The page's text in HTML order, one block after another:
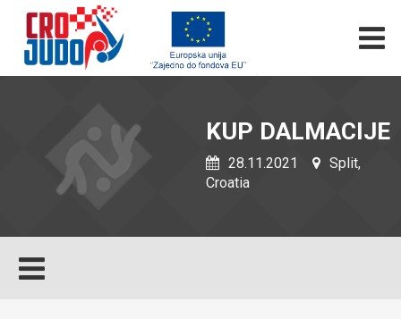
KUP DALMACIJE
28.11.2021
Split,
Croatia